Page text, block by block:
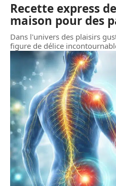
Recette express
maison pour des
Dans l'univers des plaisirs
figure de délice